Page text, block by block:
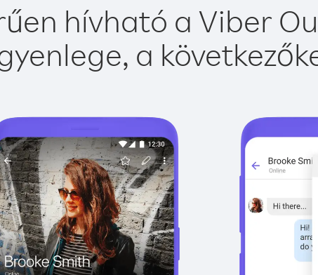
hívható a Viber
a